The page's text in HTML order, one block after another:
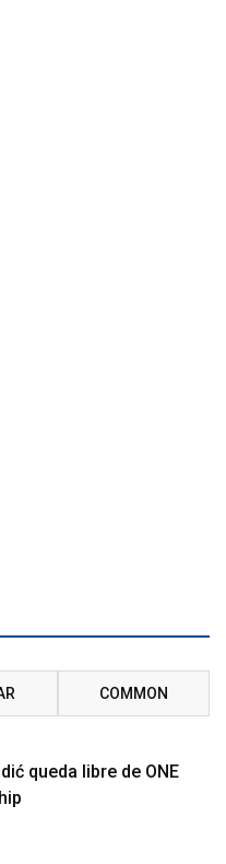
COMMON
queda libre de ONE